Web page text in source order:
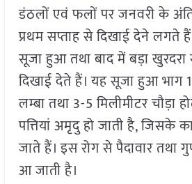
डंठलों एवं फलों पर जनवरी के
प्रथम सप्ताह से दिखाई देने लगते
सूजा हुआ तथा बाद में बड़ा
दिखाई देते हैं। यह सूजा हुआ भाग
लम्बा तथा 3-5 मिलीमीटर चौड़ा
पत्तियां अमृदु हो जाती है, जिसके
जाते हैं। इस रोग से पैदावार तथा
आ जाती है।